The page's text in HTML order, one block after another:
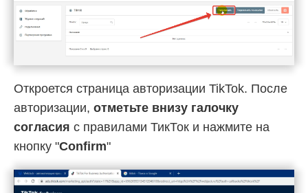
Откроется страница авторизации TikTok. После
авторизации, отметьте внизу галочку
согласия с правилами ТикТок и нажмите на
кнопку "Confirm"